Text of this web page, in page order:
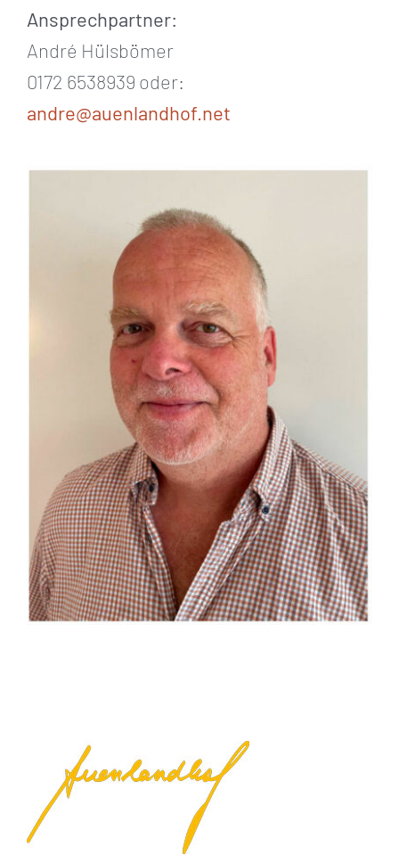
Ansprechpartner:
André Hülsbömer
0172 6538939 oder:
andre@auenlandhof.net